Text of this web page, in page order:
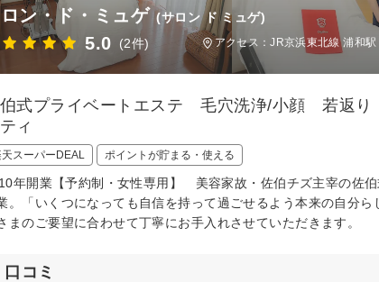
ン・ド・ミュゲ (サロン ド ミュゲ)
5.0 (2件) アクセス：JR京浜東北線 浦和
式プライベートエステ 毛穴洗浄/小顔 若返
ィ
スーパーDEAL ポイントが貯まる・使える
年開業【予約制・女性専用】 美容家故・佐伯チズ主宰の佐
。「いくつになっても自信を持って過ごせるよう本来の自分
まのご要望に合わせて丁寧にお手入れさせていただきます。
口コミ